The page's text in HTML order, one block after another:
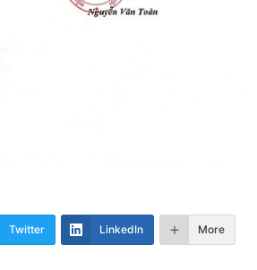
Twitter LinkedIn More